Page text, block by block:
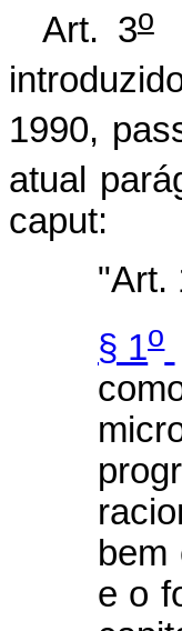
Art. 3o
1990,
atual
caput:
"Art.
§ 1o
e o